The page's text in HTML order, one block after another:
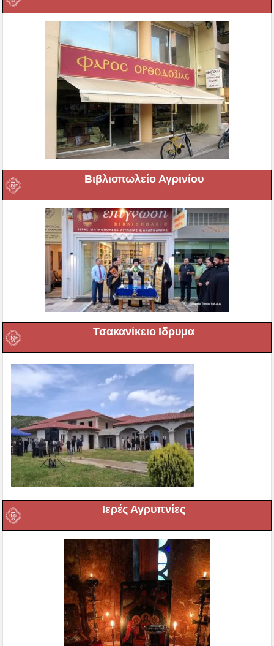
Βιβλιοπωλείο Αγρινίου
Τσακανίκειο Ιδρυμα
Ιερές Αγρυπνίες